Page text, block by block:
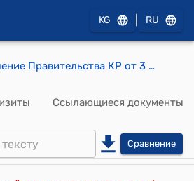
KG RU
Постановление Правительства КР от 3 марта 2009 года №140 "О внесении изменений в постановление Правительства Кыргызской Республики от 30 декабря 2008 года № 735 "О мерах по реализации требований статей 98, 242, 255, 257, 258, 280, 281, 287 и 295 Налогового кодекса Кыргызской Республики и статьи 11 Закона Кыргызской Республики "О введении в действие Налогового кодекса Кыргызской Республики"
Ссылающиеся документы
Сравнение